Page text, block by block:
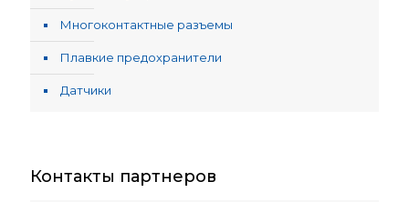
Многоконтактные разъемы
Плавкие предохранители
Датчики
Контакты партнеров